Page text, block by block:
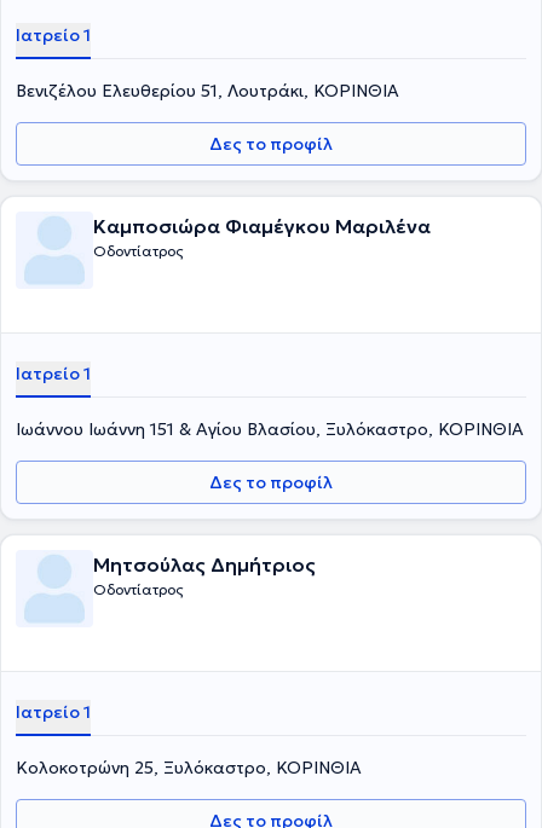
Ιατρείο 1
Βενιζέλου Ελευθερίου 51, Λουτράκι, ΚΟΡΙΝΘΙΑ
Δες το προφίλ
Καμποσιώρα Φιαμέγκου Μαριλένα
Οδοντίατρος
Ιατρείο 1
Ιωάννου Ιωάννη 151 & Αγίου Βλασίου, Ξυλόκαστρο, ΚΟΡΙΝΘΙΑ
Δες το προφίλ
Μητσούλας Δημήτριος
Οδοντίατρος
Ιατρείο 1
Κολοκοτρώνη 25, Ξυλόκαστρο, ΚΟΡΙΝΘΙΑ
Δες το προφίλ